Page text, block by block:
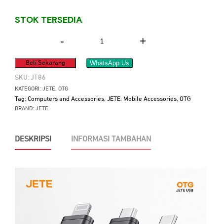
STOK TERSEDIA
-
Kuantitas
JETE
to
Micro
+
Beli Sekarang WhatsApp Us
SKU: JT86
KATEGORI: JETE, OTG
Tag: Computers and Accessories, JETE, Mobile Accessories, OTG
BRAND: JETE
DESKRIPSI INFORMASI TAMBAHAN